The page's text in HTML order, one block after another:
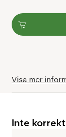
Visa mer
Inte